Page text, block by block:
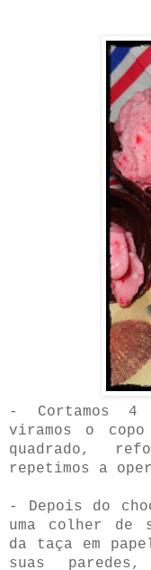
- Cortamos 4
viramos o copo
quadrado,
repetimos a
- Depois do
uma colher de
da taça em
suas